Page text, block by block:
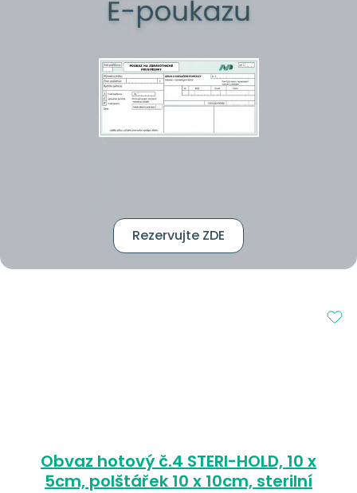
Rezervujte ZDE
Obvaz hotový č.4 STERI-HOLD, 10 x
5cm, polštářek 10 x 10cm, sterilní